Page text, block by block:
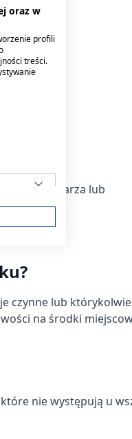
się do lekarza lub
czynne lub
na środki
nie występują u
oraz w
profili
treści.